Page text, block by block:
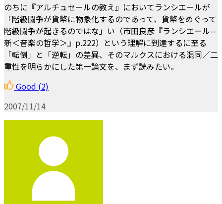
のちに『アルチュセールの教え』においてランシエールが
「階級闘争が貨幣に物象化するのであって、貨幣をめぐって
階級闘争が起きるのではな」い（市田良彦『ランシエール--
新＜音楽の哲学＞』p.222）という理解に到達するに至る
「転倒」と「逆転」の差異、そのマルクスにおける混同／二
重性を明らかにした第一論文を、まず読みたい。
Good (2)
2007/11/14